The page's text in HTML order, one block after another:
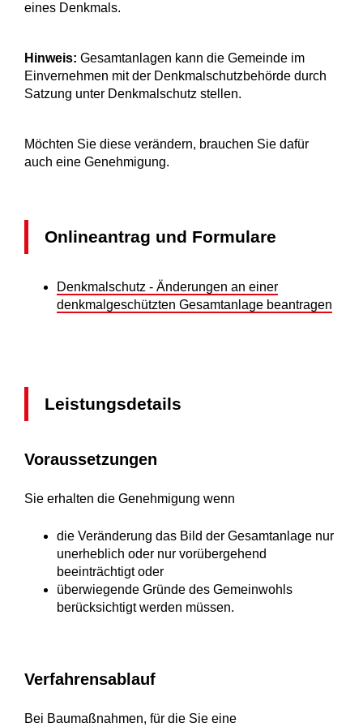
eines Denkmals.
Hinweis: Gesamtanlagen kann die Gemeinde im
Einvernehmen mit der Denkmalschutzbehörde durch
Satzung unter Denkmal schutz stellen.
Möchten Sie diese verändern, brauchen Sie dafür
auch eine Genehmigung.
Onlineantrag und Formulare
Denkmalschutz - Änderungen an einer
denkmalgeschützten Gesamtanlage beantragen
Leistungsdetails
Voraussetzungen
Sie erhalten die Genehmigung wenn
die Veränderung das Bild der Gesamtanlage nur
unerheblich oder nur vorübergehend
beeinträchtigt oder
überwiegende Gründe des Gemeinwohls
berücksichtigt werden müssen.
Verfahrensablauf
Bei Baumaßnahmen, für die Sie eine